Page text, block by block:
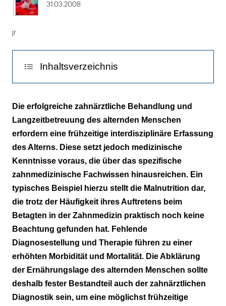
31.03.2008
jr
Inhaltsverzeichnis
Malnutrition
Patientenbeispiel 1
Patientenbeispiel 2
Schlussfolgerungen
Die erfolgreiche zahnärztliche Behandlung und
Langzeitbetreuung des alternden Menschen
erfordern eine frühzeitige interdisziplinäre Erfassung
des Alterns. Diese setzt jedoch medizinische
Kenntnisse voraus, die über das spezifische
zahnmedizinische Fachwissen hinausreichen. Ein
typisches Beispiel hierzu stellt die Malnutrition dar,
die trotz der Häufigkeit ihres Auftretens beim
Betagten in der Zahnmedizin praktisch noch keine
Beachtung gefunden hat. Fehlende
Diagnosestellung und Therapie führen zu einer
erhöhten Morbidität und Mortalität. Die Abklärung
der Ernährungslage des alternden Menschen sollte
deshalb fester Bestandteil auch der zahnärztlichen
Diagnostik sein, um eine möglichst frühzeitige